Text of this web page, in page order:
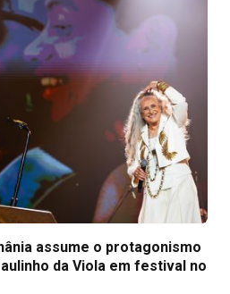
assume o protagonismo
da Viola em festival no